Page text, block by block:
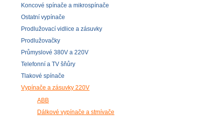
Koncové spínače a mikrospínače
Ostatní vypínače
Prodlužovací vidlice a zásuvky
Prodlužovačky
Průmyslové 380V a 220V
Telefonní a TV šňůry
Tlakové spínače
Vypínače a zásuvky 220V
ABB
Dálkové vypínače a stmívače